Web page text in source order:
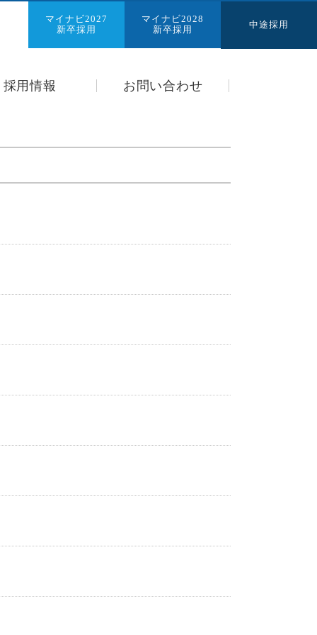
採用情報 お問い合わせ
マイナビ2027
新卒採用
マイナビ2028
新卒採用
中途採用